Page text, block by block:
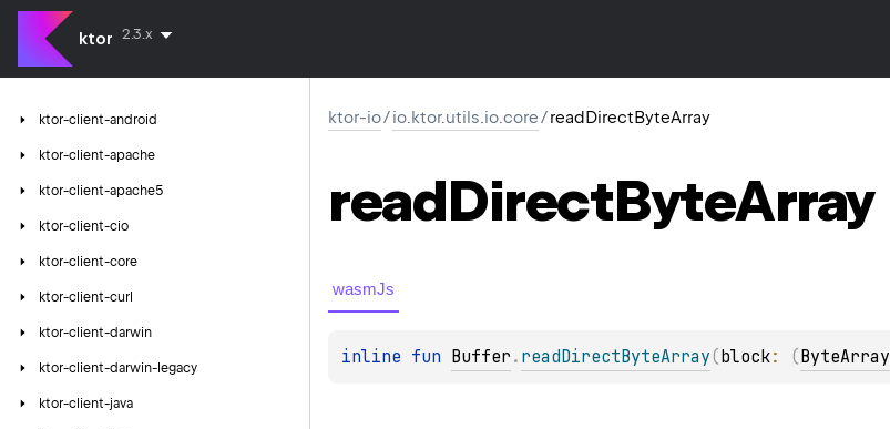
ktor 2.3.x
ktor-client-android
ktor-client-apache
ktor-client-apache5
ktor-client-cio
ktor-client-core
ktor-client-curl
ktor-client-darwin
ktor-client-darwin-legacy
ktor-client-java
ktor-io/io.ktor.utils.io.core/readDirectByteArray
readDirectByteArray
wasmJs
inline fun Buffer . readDirectByteArray(block: (ByteArray